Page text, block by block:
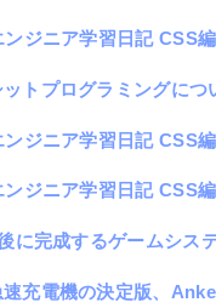
ニア学習日記 CSS編 #08 「疑似
ットプログラミングにつ
ジニア学習日記 CSS編
ジニア学習日記 CSS編
完成するゲームシステム 89日目「ロ
充電機の決定版、Anker 735